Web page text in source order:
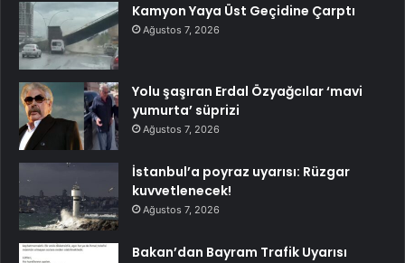
Kamyon Yaya Üst Geçidine Çarptı
Ağustos 7, 2026
Yolu şaşıran Erdal Özyağcılar ‘mavi
yumurta’ süprizi
Ağustos 7, 2026
İstanbul’a poyraz uyarısı: Rüzgar
kuvvetlenecek!
Ağustos 7, 2026
Bakan’dan Bayram Trafik Uyarısı